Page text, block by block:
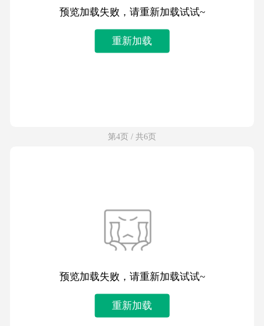
预览加载失败，请重新加载试试~
重新加载
第4页 / 共6页
预览加载失败，请重新加载试试~
重新加载